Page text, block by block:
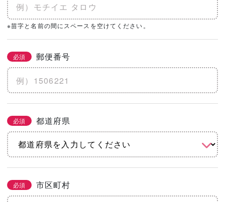
※苗字と名前の間にスペースを空けてください。
必須 郵便番号
必須 都道府県
必須 市区町村